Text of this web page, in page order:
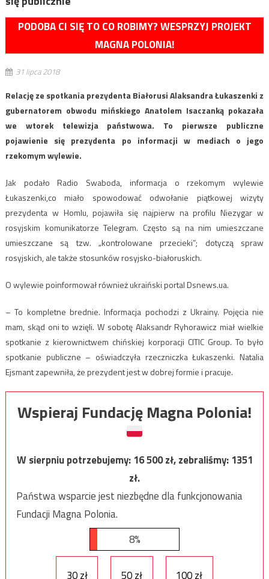
PODOBA CI SIĘ TO CO ROBIMY? WESPRZYJ PROJEKT
MAGNA POLONIA!
31 lipca 2018
Relację ze spotkania prezydenta Białorusi Alaksandra Łukaszenki z
gubernatorem obwodu mińskiego Anatolem Isaczanką pokazała
we wtorek telewizja państwowa. To pierwsze publiczne
pojawienie się prezydenta po informacji w mediach o jego
rzekomym wylewie.
Jak podało Radio Swaboda, informacja o rzekomym wylewie
Łukaszenki,co miało spowodować odwołanie piątkowej wizyty
prezydenta w Homlu, pojawiła się najpierw na profilu Niezygar w
rosyjskim komunikatorze Telegram. Często są na nim umieszczane
umieszczane są tzw. „kontrolowane przecieki”; dotyczą spraw
rosyjskich, ale także stosunków rosyjsko-białoruskich.
O wylewie poinformował również ukraiński portal Dsnews.ua.
– To kompletne brednie. Informacja pochodzi z Ukrainy. Pojęcia nie
mam, skąd oni to wzięli. W sobotę Alaksandr Ryhorawicz miał wielkie
spotkanie z kierownictwem chińskiej korporacji CITIC Group. To było
spotkanie publiczne – oświadczyła rzeczniczka Łukaszenki. Natalia
Ejsmant zapewniła, że prezydent jest w dobrej formie i pracuje.
Wspieraj Fundację Magna Polonia!
W sierpniu potrzebujemy:16 500zł, zebraliśmy:1351
zł.
Państwa wsparcie jest niezbędne dla funkcjonowania
Fundacji Magna Polonia.
8%
30 zł 50 zł 100 zł